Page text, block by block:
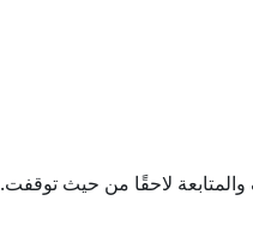
والمتابعة لاحقًا من حيث توقفت.